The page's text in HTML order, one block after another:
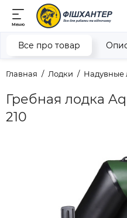
Меню
Главная Лодки Надувные
Гребная лодка
210
Все про товар